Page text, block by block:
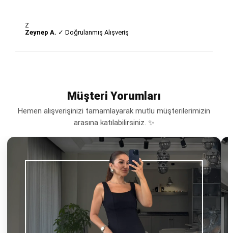
Z
Zeynep A. ✓ Doğrulanmış Alışveriş
Müşteri Yorumları
Hemen alışverişinizi tamamlayarak mutlu müşterilerimizin
arasına katılabilirsiniz. ✨